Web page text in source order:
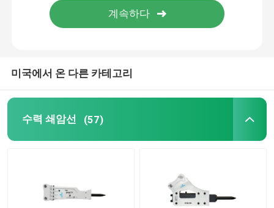
분명한 분쇄기
수력 분쇄기
사용된 굴삭기 기계
미국에서 온 다른 카테고리
수력 쇄암선 (57)